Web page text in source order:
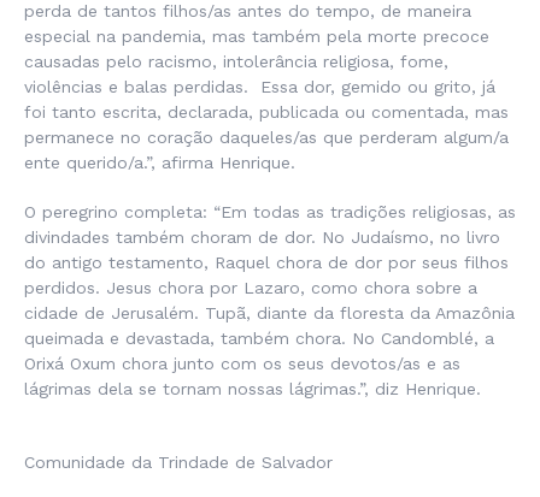
perda de tantos filhos/as antes do tempo, de maneira
especial na pandemia, mas também pela morte precoce
causadas pelo racismo, intolerância religiosa, fome,
violências e balas perdidas.
Essa dor, gemido ou grito, já
foi tanto escrita, declarada, publicada ou comentada, mas
permanece no coração daqueles/as que perderam algum/a
ente querido/a.”, afirma Henrique.
O peregrino completa: “Em todas as tradições religiosas, as
divindades também choram de dor. No Judaísmo, no livro
do antigo testamento, Raquel chora de dor por seus filhos
perdidos. Jesus chora por Lazaro, como chora sobre a
cidade de Jerusalém. Tupã, diante da floresta da Amazônia
queimada e devastada, também chora. No Candomblé, a
Orixá Oxum chora junto com os seus devotos/as e as
lágrimas dela se tornam nossas lágrimas.”, diz Henrique.
Comunidade da Trindade de Salvador